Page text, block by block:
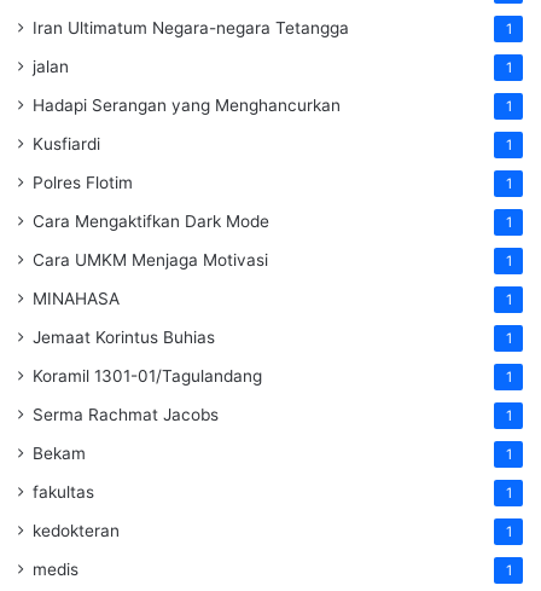
Iran Ultimatum Negara-negara Tetangga 1
jalan 1
Hadapi Serangan yang Menghancurkan 1
Kusfiardi 1
Polres Flotim 1
Cara Mengaktifkan Dark Mode 1
Cara UMKM Menjaga Motivasi 1
MINAHASA 1
Jemaat Korintus Buhias 1
Koramil 1301-01/Tagulandang 1
Serma Rachmat Jacobs 1
Bekam 1
fakultas 1
kedokteran 1
medis 1